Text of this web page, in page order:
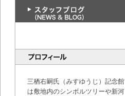
三栖右嗣氏（みすゆうじ）記念館
は敷地内のシンボルツリーや新河